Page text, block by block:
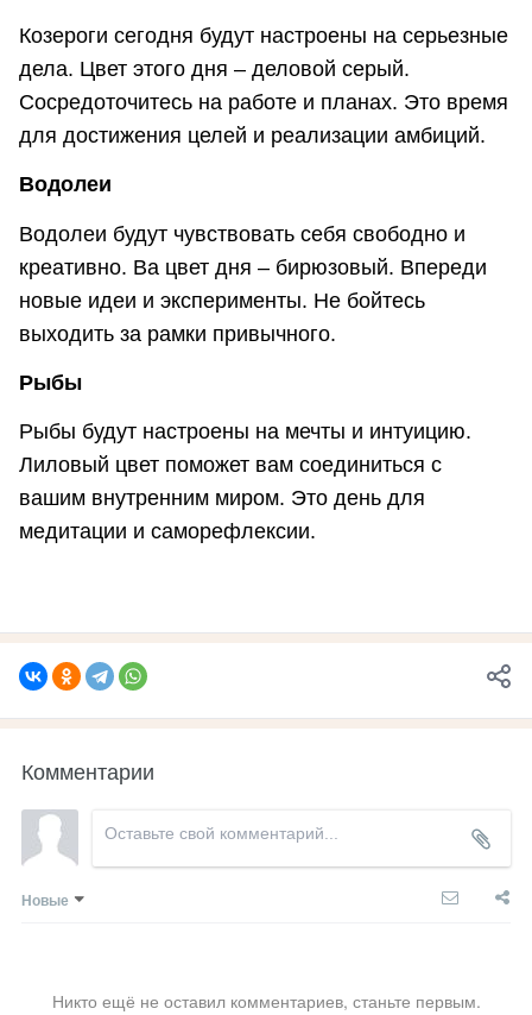
Козероги сегодня будут настроены на серьезные
дела. Цвет этого дня – деловой серый.
Сосредоточитесь на работе и планах. Это время
для достижения целей и реализации амбиций.
Водолеи
Водолеи будут чувствовать себя свободно и
креативно. Ва цвет дня – бирюзовый. Впереди
новые идеи и эксперименты. Не бойтесь
выходить за рамки привычного.
Рыбы
Рыбы будут настроены на мечты и интуицию.
Лиловый цвет поможет вам соединиться с
вашим внутренним миром. Это день для
медитации и саморефлексии.
Комментарии
Новые
Никто ещё не оставил комментариев, станьте первым.